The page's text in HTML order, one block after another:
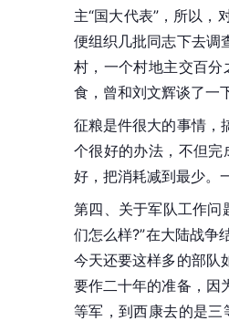
主“国大代表”，所以
便组织几批同志下去调
村，一个村地主交百
食，曾和刘文辉谈了一
征粮是件很大的事情，
个很好的办法，不但
好，把消耗减到最少。
第四、关于军队工作问
们怎么样?”在大陆战争
今天还要这样多的部队
要作二十年的准备，因
等军，到西康去的是